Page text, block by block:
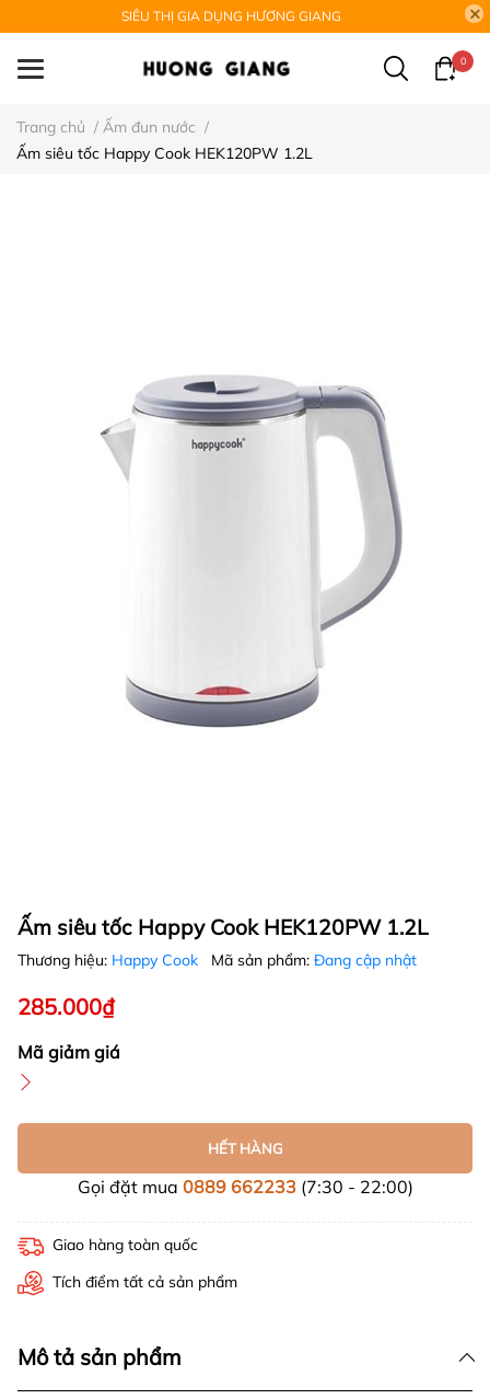
SIÊU THỊ GIA DỤNG HƯƠNG GIANG
0
Trang chủ / Ấm đun nước /
Ấm siêu tốc Happy Cook HEK120PW 1.2L
Ấm siêu tốc Happy Cook HEK120PW 1.2L
Thương hiệu: Happy Cook Mã sản phẩm: Đang cập nhật
285.000₫
Mã giảm giá
HẾT HÀNG
Gọi đặt mua 0889 662233(7:30 - 22:00)
Giao hàng toàn quốc
Tích điểm tất cả sản phẩm
Mô tả sản phẩm